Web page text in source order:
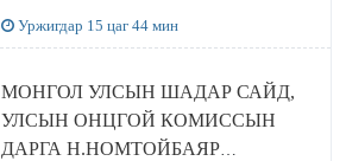
Уржигдар 15 цаг 44 мин
МОНГОЛ УЛСЫН ШАДАР САЙД,
УЛСЫН ОНЦГОЙ КОМИССЫН
ДАРГА Н.НОМТОЙБАЯР